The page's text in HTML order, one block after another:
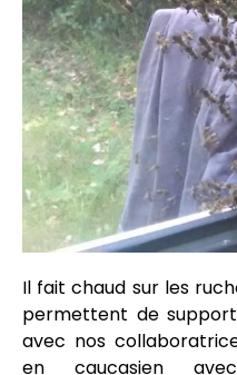
Il fait chaud sur les
permettent de
avec nos
en caucasien